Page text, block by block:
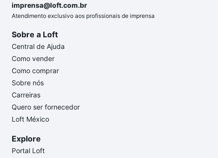
imprensa@loft.com.br
Atendimento exclusivo aos profissionais de imprensa
Sobre a Loft
Central de Ajuda
Como vender
Como comprar
Sobre nós
Carreiras
Quero ser fornecedor
Loft México
Explore
Portal Loft